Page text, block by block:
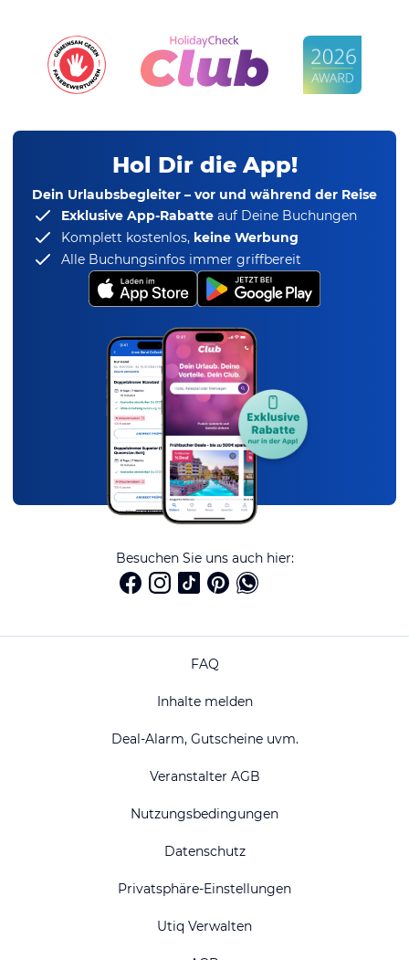
Hol Dir die App!
Dein Urlaubsbegleiter – vor und während der Reise
Exklusive App-Rabatte auf Deine Buchungen
Komplett kostenlos, keine Werbung
Alle Buchungsinfos immer griffbereit
Besuchen Sie uns auch hier:
FAQ
Inhalte melden
Deal-Alarm, Gutscheine uvm.
Veranstalter AGB
Nutzungsbedingungen
Datenschutz
Privatsphäre-Einstellungen
Utiq Verwalten